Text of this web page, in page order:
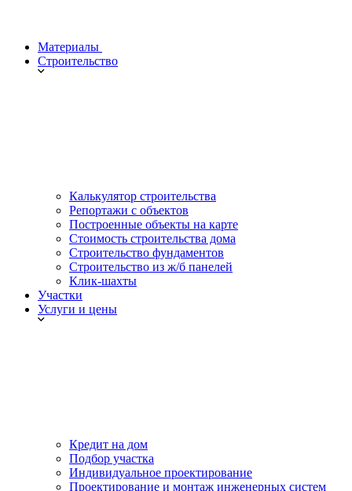
Материалы
Строительство
Калькулятор строительства
Репортажи с объектов
Построенные объекты на карте
Стоимость строительства дома
Строительство фундаментов
Строительство из ж/б панелей
Клик-шахты
Участки
Услуги и цены
Кредит на дом
Подбор участка
Индивидуальное проектирование
Проектирование и монтаж инженерных систем